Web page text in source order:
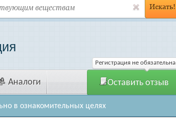
Аналоги Оставить отзыв
Регистрация не обязательна
в ознакомительных целях